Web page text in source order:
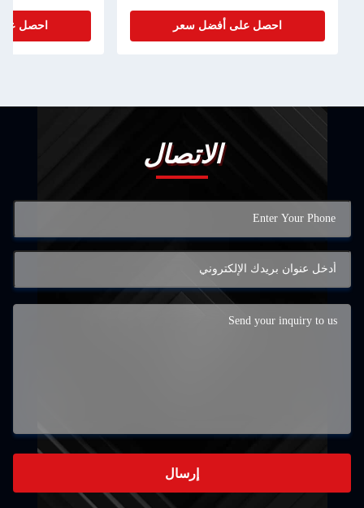
احصل على أفضل سعر احصل على أفضل
الاتصال